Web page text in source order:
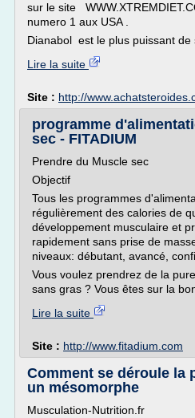
sur le site
numero 1 aux USA .
Dianabol est le plus puissant de
Lire la suite
Site : http://
programme
sec - FITADIUM
Prendre du Muscle sec
Objectif
Tous les programmes
régulièrement des calories de
développement musculaire et
rapidement sans prise de
niveaux: débutant, avancé,
Vous voulez prendrez de la
sans gras ? Vous êtes sur la
Lire la suite
Site : http://www.fitadium.com
Comment se déroule la
un mésomorphe
Musculation-Nutrition.fr